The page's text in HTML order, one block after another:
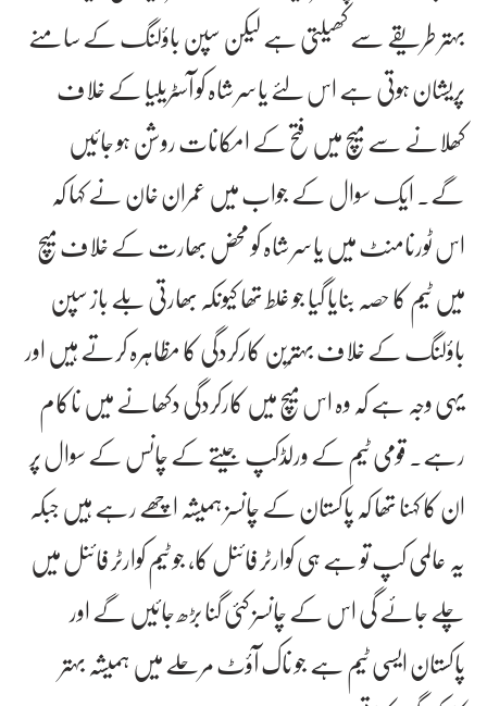
بہتر طریقے سے کھیلتی ہے لیکن سپن باؤلنگ کے سامنے
پریشان ہوتی ہے اس لئے یاسر شاہ کو آسٹریلیا کے خلاف
کھلانے سے میچ میں فتح کے امکانات روشن ہو جائیں
گے۔ ایک سوال کے جواب میں عمران خان نے کہا کہ
اس ٹورنامنٹ میں یاسر شاہ کو محض بھارت کے خلاف میچ
میں ٹیم کا حصہ بنایا گیا جو غلط تھا کیونکہ بھارتی بلے باز سپن
باؤلنگ کے خلاف بہترین کارکردگی کا مظاہرہ کرتے ہیں اور
یہی وجہ ہے کہ وہ اس میچ میں کارکردگی دکھانے میں ناکام
رہے۔ قومی ٹیم کے ورلڈکپ جیتے کے چانس کے سوال پر
ان کا کہنا تھا کہ پاکستان کے چانسز ہمیشہ اچھے رہے ہیں جبکہ
یہ عالمی کپ تو ہے ہی کوارٹر فائنل کا، جو ٹیم کوارٹر فائنل میں
چلے جائے گی اس کے چانسز کئی گنا بڑھ جائیں گے اور
پاکستان ایسی ٹیم ہے جو ناک آؤٹ مرحلے میں ہمیشہ بہتر